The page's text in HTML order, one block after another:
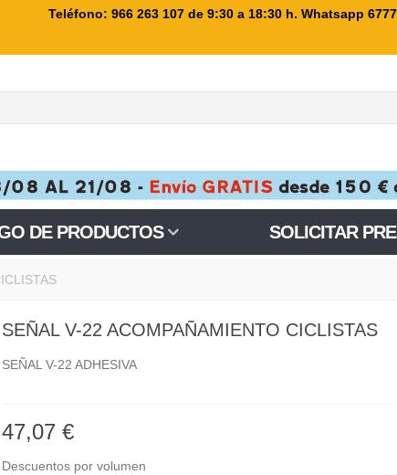
Teléfono: 966 263 107 de 9:30 a 18:30 h. Whatsapp
DE PRODUCTOS SOLICITAR
SEÑAL V-22 ACOMPAÑAMIENTO CICLISTAS
SEÑAL V-22 ADHESIVA
47,07 €
Descuentos por volumen